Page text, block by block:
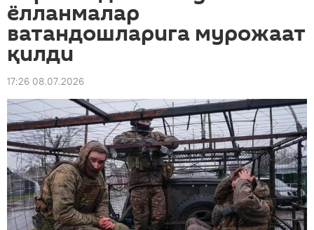
ёлланмалар
ватандошларига мурожаат
қилди
17:26 08.07.2026